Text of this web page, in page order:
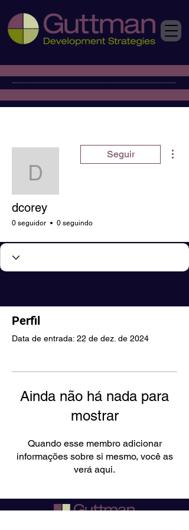
dcorey
Seguir
dcorey
0 seguidor 0 seguindo
Perfil
Data de entrada: 22 de dez. de 2024
Ainda não há nada para
mostrar
Quando esse membro adicionar
informações sobre si mesmo, você as
verá aqui.